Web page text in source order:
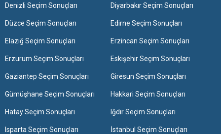
Denizli Seçim Sonuçları Diyarbakır Seçim Sonuçları
Düzce Seçim Sonuçları Edirne Seçim Sonuçları
Elazığ Seçim Sonuçları Erzincan Seçim Sonuçları
Erzurum Seçim Sonuçları Eskişehir Seçim Sonuçları
Gaziantep Seçim Sonuçları Giresun Seçim Sonuçları
Gümüşhane Seçim Sonuçları Hakkari Seçim Sonuçları
Hatay Seçim Sonuçları Iğdır Seçim Sonuçları
Isparta Seçim Sonuçları İstanbul Seçim Sonuçları